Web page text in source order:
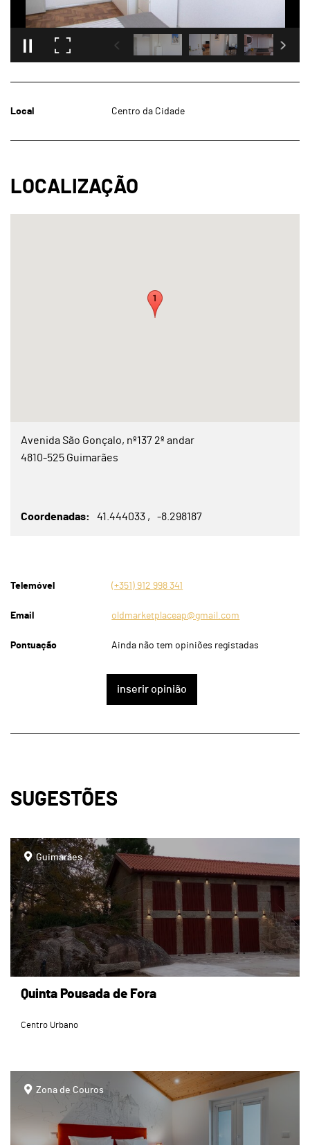
Local Centro da Cidade
Avenida São Gonçalo, nº137 2º andar
4810-525 Guimarães
Coordenadas 41.444033 -8.298187
Telemóvel (+351) 912 998 341
Email oldmarketplaceap@gmail.com
Pontuação Ainda não tem opiniões registadas
inserir opinião
SUGESTÕES
page
Guimarães
Quinta Pousada de Fora
Centro Urbano
Zona de Couros